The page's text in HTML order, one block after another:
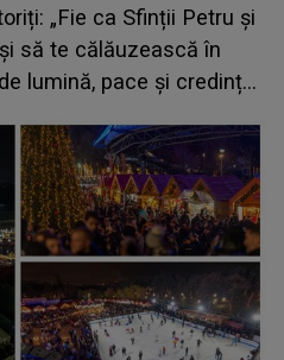
„Fie ca Sfinții Petru și
să te călăuzească în
lumină, pace și credință